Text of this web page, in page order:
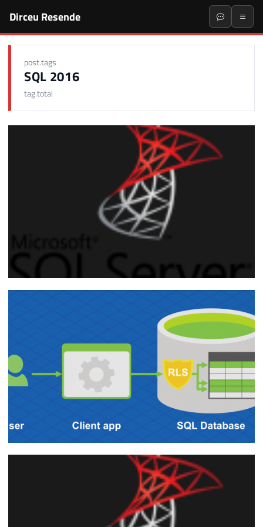
Dirceu Resende
post.tags
SQL 2016
tag.total
SQL Server 2016 - Como arquivar tabelas
históricas no Azure com o Stretch
11 de novembro de 2018 17 min de leitura
SQL Server 2016 - Como proteger seus
dados utilizando o Row Level Security
11 min de leitura